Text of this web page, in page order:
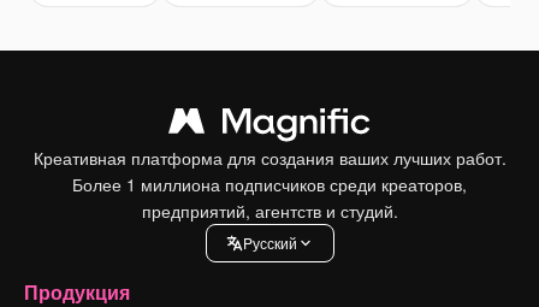
Креативная платформа для создания ваших лучших работ.
Более 1 миллиона подписчиков среди креаторов,
предприятий, агентств и студий.
Pусский
Продукция